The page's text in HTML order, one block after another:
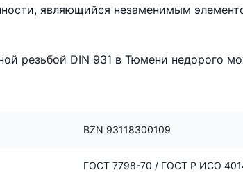
являющийся незаменимым
резьбой DIN 931 в Тюмени недорого
BZN 93118300109
ГОСТ 7798-70 / ГОСТ Р ИСО